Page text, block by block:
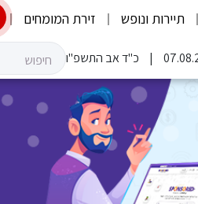
תיירות ונופש זירת המומחים
כ"ד אב התשפ"ו